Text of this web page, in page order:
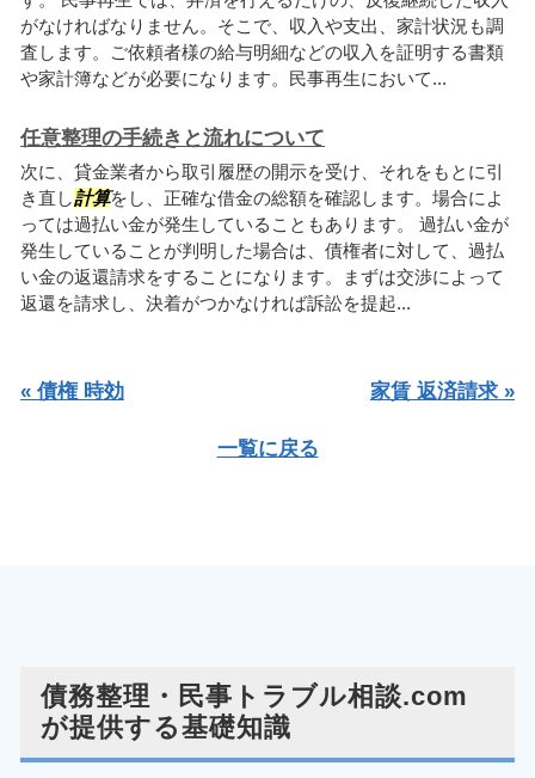
がなければなりません。そこで、収入や支出、家計状況も調
査します。ご依頼者様の給与明細などの収入を証明する書類
や家計簿などが必要になります。民事再生において...
任意整理の手続きと流れについて
次に、貸金業者から取引履歴の開示を受け、それをもとに引
き直し計算をし、正確な借金の総額を確認します。場合によ
っては過払い金が発生していることもあります。 過払い金が
発生していることが判明した場合は、債権者に対して、過払
い金の返還請求をすることになります。まずは交渉によって
返還を請求し、決着がつかなければ訴訟を提起...
« 債権 時効 家賃 返済請求 »
一覧に戻る
債務整理・民事トラブル相談.com
が提供する基礎知識